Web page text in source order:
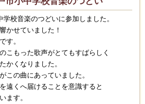
校音楽のつどいに参加しました。
かせていました！
す。
こもった歌声がとてもすばらしく
かくなりました。
この曲にあっていました。
遠くへ届けることを意識すると
ます。